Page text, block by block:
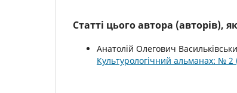
Статті цього автора (авторів),
Анатолій Олегович
Культурологічний альманах: №